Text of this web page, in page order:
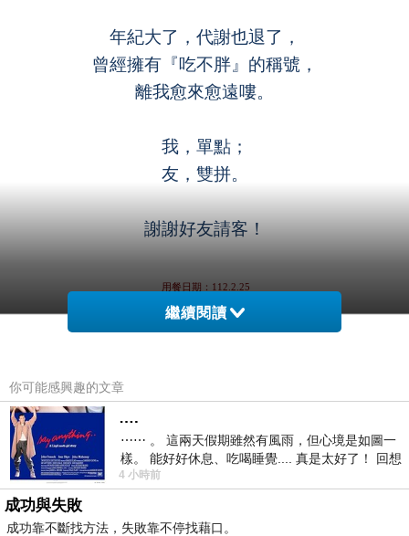
年紀大了，代謝也退了，
曾經擁有『吃不胖』的稱號，
離我愈來愈遠嘍。
我，單點；
友，雙拼。
謝謝好友請客！
用餐日期：112.2.25
.
繼續閱讀
你可能感興趣的文章
….
⋯⋯ 。 這兩天假期雖然有風雨，但心境是如圖一
樣。 能好好休息、吃喝睡覺.... 真是太好了！ 回想
起來，以前根本就很難有這
4 小時前
成功與失敗
成功靠不斷找方法，失敗靠不停找藉口。